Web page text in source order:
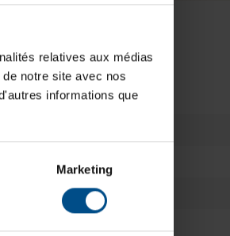
relatives aux médias
notre site avec nos
informations que
Marketing
M.2 2280
SSD M.2 - interne